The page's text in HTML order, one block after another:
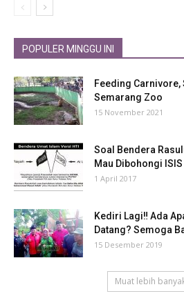
POPULER MINGGU INI
Feeding
Semarang Zoo
15 November 2021
Soal Bendera
Mau Dibohongi ISIS
1 April 2017
Kediri Lagi‼ Ada
Datang? Semoga
15 Desember 2019
Muat lebih